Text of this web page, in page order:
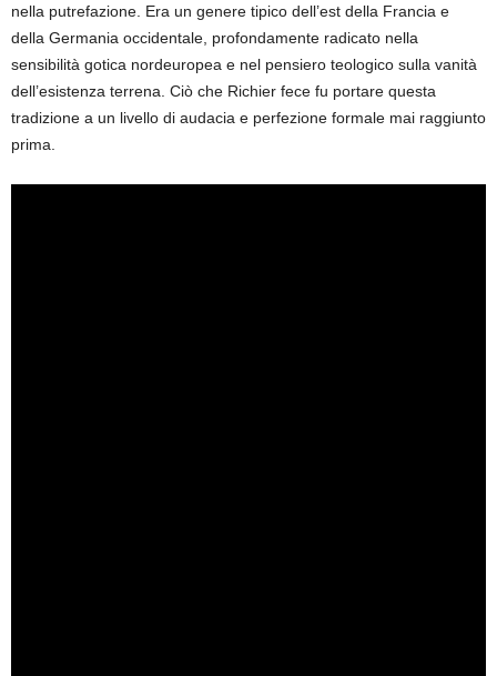
nella putrefazione. Era un genere tipico dell’est della Francia e
della Germania occidentale, profondamente radicato nella
sensibilità gotica nordeuropea e nel pensiero teologico sulla vanità
dell’esistenza terrena. Ciò che Richier fece fu portare questa
tradizione a un livello di audacia e perfezione formale mai raggiunto
prima.